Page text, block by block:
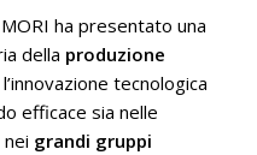
ha presentato una
della produzione
tecnologica
efficace sia nelle
nei grandi gruppi